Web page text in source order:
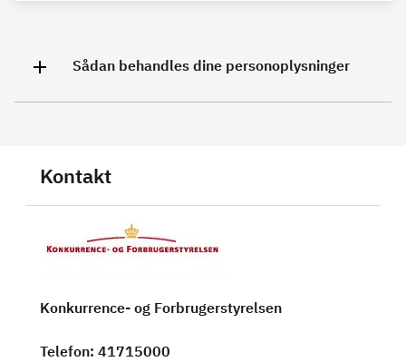
Sådan behandles dine personoplysninger
Kontakt
Konkurrence- og Forbrugerstyrelsen
Telefon: 41715000